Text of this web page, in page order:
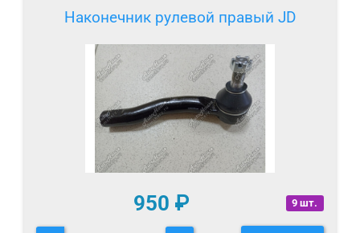
Наконечник рулевой правый JD
9 шт.
950 ₽